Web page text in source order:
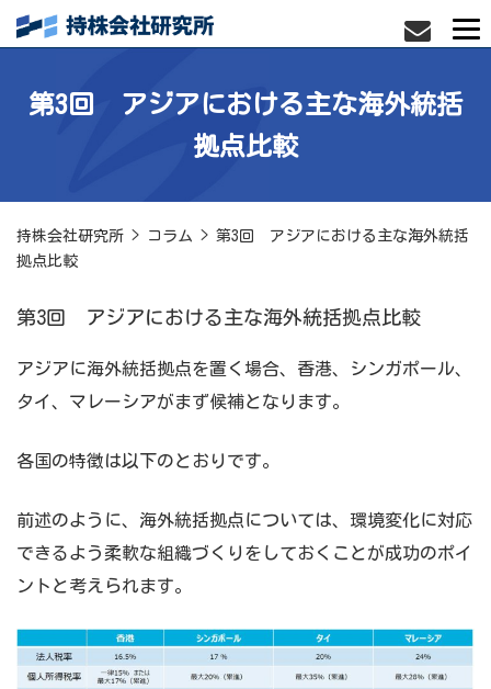
第3回 アジアにおける主な海外統括
拠点比較
持株会社研究所 > コラム > 第3回 アジアにおける主な海外統括
拠点比較
第3回 アジアにおける主な海外統括拠点比較
アジアに海外統括拠点を置く場合、香港、シンガポール、
タイ、マレーシアがまず候補となります。
各国の特徴は以下のとおりです。
前述のように、海外統括拠点については、環境変化に対応
できるよう柔軟な組織づくりをしておくことが成功のポイ
ントと考えられます。